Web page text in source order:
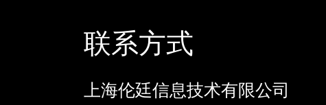
联系方式
上海伦廷信息技术有限公司